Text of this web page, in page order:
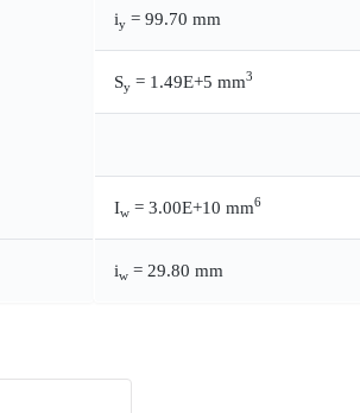
iy = 99.70 mm
Sy = 1.49E+5 mm3
Iw = 3.00E+10 mm6
iw = 29.80 mm